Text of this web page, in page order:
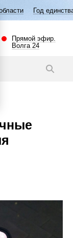
народов
Прямой эфир.
Волга 24